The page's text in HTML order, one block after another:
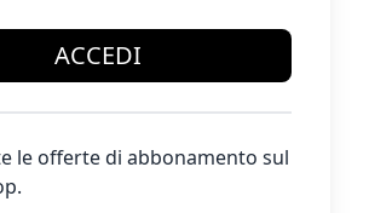
ACCEDI
le offerte di abbonamento sul